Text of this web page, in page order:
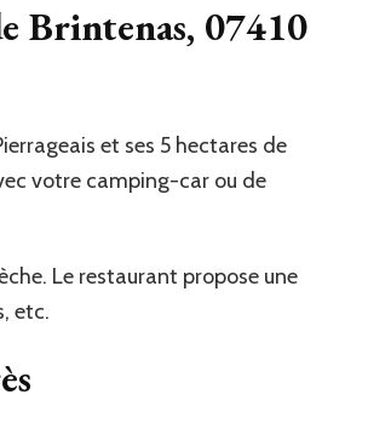
Brintenas, 07410
et ses 5 hectares de
votre camping-car ou de
Le restaurant propose une
etc.